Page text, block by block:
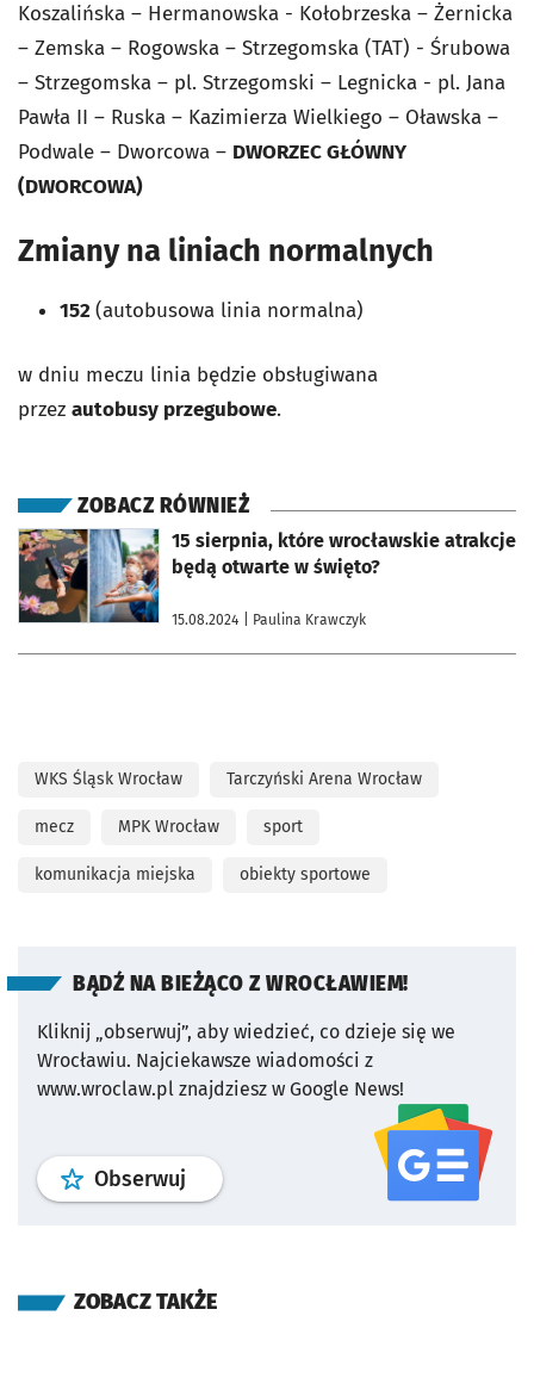
Koszalińska – Hermanowska - Kołobrzeska – Żernicka
– Zemska – Rogowska – Strzegomska (TAT) - Śrubowa
– Strzegomska – pl. Strzegomski – Legnicka - pl. Jana
Pawła II – Ruska – Kazimierza Wielkiego – Oławska –
Podwale – Dworcowa – DWORZEC GŁÓWNY
(DWORCOWA)
Zmiany na liniach normalnych
152(autobusowa linia normalna)
w dniu meczu linia będzie obsługiwana
przez autobusy przegubowe.
ZOBACZ RÓWNIEŻ
15 sierpnia, które wrocławskie atrakcje
będą otwarte w święto?
15.08.2024 | Paulina Krawczyk
otworzy się w nowej karcie
WKS Śląsk Wrocław Tarczyński Arena Wrocław
mecz MPK Wrocław sport
komunikacja miejska obiekty sportowe
BĄDŹ NA BIEŻĄCO Z WROCŁAWIEM!
Kliknij „obserwuj”, aby wiedzieć, co dzieje się we
Wrocławiu. Najciekawsze wiadomości z
www.wroclaw.pl znajdziesz w Google News!
Obserwuj profil serwisu
ZOBACZ TAKŻE